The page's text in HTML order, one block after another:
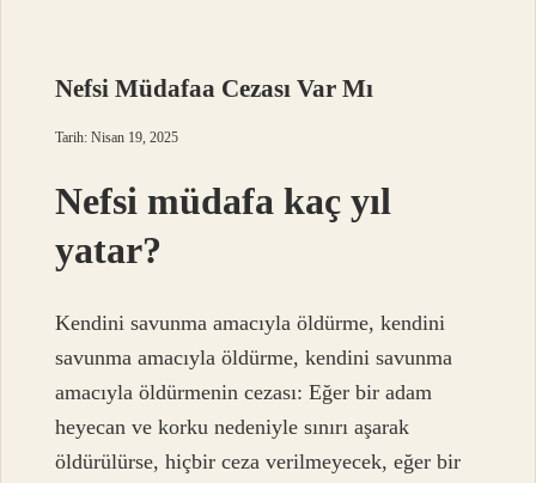
Nefsi Müdafaa Cezası Var Mı
Tarih: Nisan 19, 2025
Nefsi müdafa kaç yıl
yatar?
Kendini savunma amacıyla öldürme, kendini
savunma amacıyla öldürme, kendini savunma
amacıyla öldürmenin cezası: Eğer bir adam
heyecan ve korku nedeniyle sınırı aşarak
öldürülürse, hiçbir ceza verilmeyecek, eğer bir